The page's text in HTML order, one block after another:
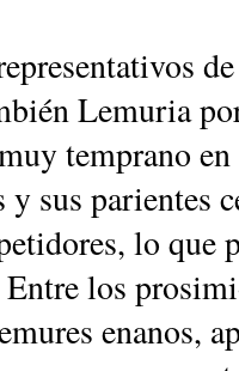
Lemuria
temprano
sus parientes
lo que
los
enanos,